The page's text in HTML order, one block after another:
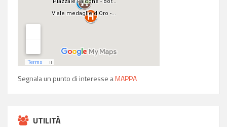
Segnala un punto di interesse aMAPPA
UTILITÀ